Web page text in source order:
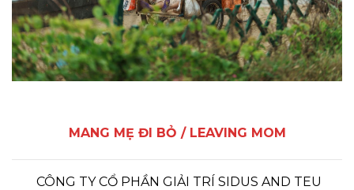
MANG MẸ ĐI BỎ / LEAVING MOM
CÔNG TY CỔ PHẦN GIẢI TRÍ SIDUS AND TEU